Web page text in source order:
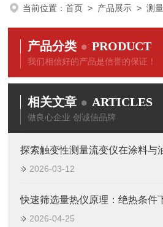
当前位置：首页 > 产品展示 >测
产品分类 PRODUCT
我们相信好的产品是信誉的保证！
相关文章 ARTICLES
做良心企业 创诚信品牌
探索触变性测量流变仪在涂料与
2026-03-12
快速筛选量热仪原理：绝热条件
2026-04-25